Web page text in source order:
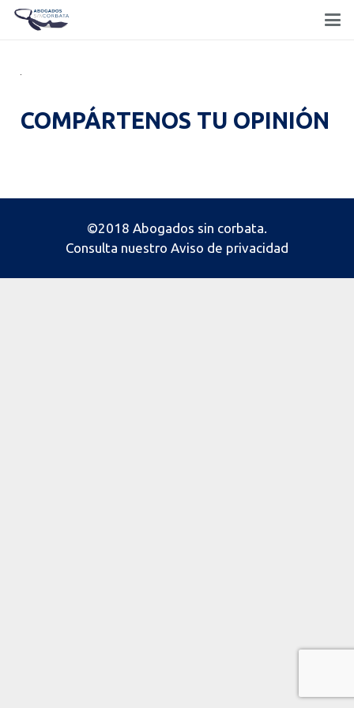
COMPÁRTENOS TU OPINIÓN
©2018 Abogados sin corbata.
Consulta nuestro Aviso de privacidad